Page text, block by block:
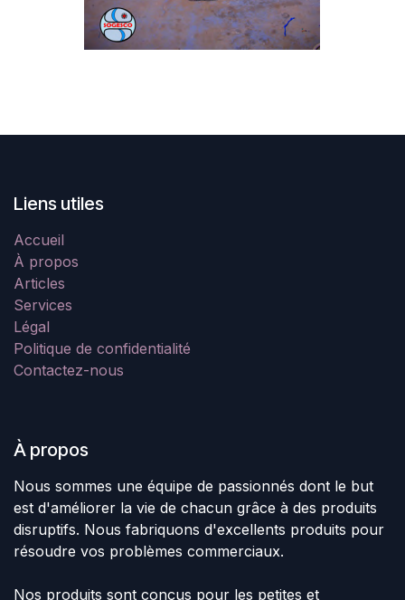
Liens utiles
Accueil
À propos
Articles
Services
Légal
Politique de confidentialité
Contactez-nous
À propos
Nous sommes une équipe de passionnés dont le but
est d'améliorer la vie de chacun grâce à des produits
disruptifs. Nous fabriquons d'excellents produits pour
résoudre vos problèmes commerciaux.
Nos produits sont conçus pour les petites et